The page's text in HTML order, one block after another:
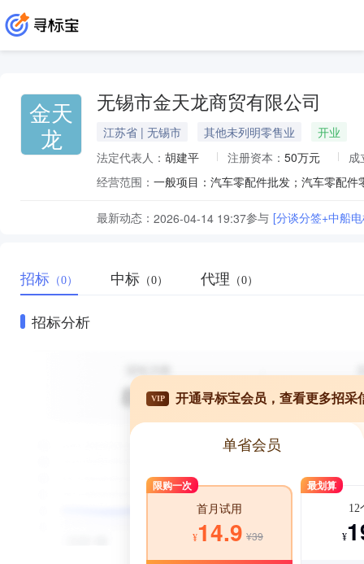
金天
龙
无锡市金天龙商贸有限公司
江苏省 | 无锡市 其他未列明零售业
开业
法定代表人： 胡建平 注册资本： 50万元
成
经营范围：
最新动态： 2026-04-14 19:37参与 [分谈分签+中船
招标 （0） 中标 （0） 代理 （0）
招标分析
VIP 开通寻标宝会员，查看更多招采
单省会员
限购一次
首月试用
¥14.9 ¥39
最划算
12
¥